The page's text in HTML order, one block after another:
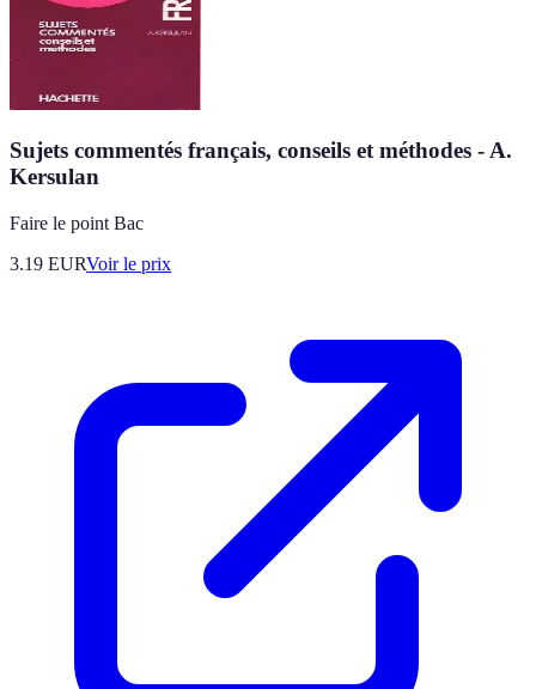
Sujets commentés français, conseils et méthodes - A.
Kersulan
Faire le point Bac
3.19 EURVoir le prix